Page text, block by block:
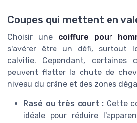
Coupes qui mettent en
Choisir une coiffure pour
s'avérer être un défi, surtout
calvitie. Cependant, certaines
peuvent flatter la chute de
niveau du crâne et des zones
Rasé ou très court : Cette
idéale pour réduire